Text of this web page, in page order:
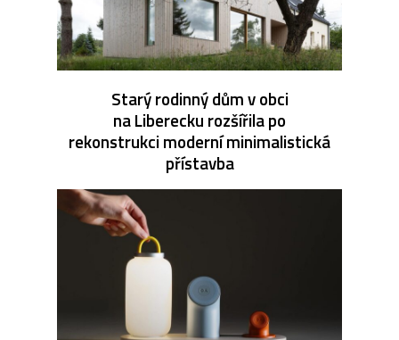
Starý rodinný dům v obci
na Liberecku rozšířila po
rekonstrukci moderní minimalistická
přístavba